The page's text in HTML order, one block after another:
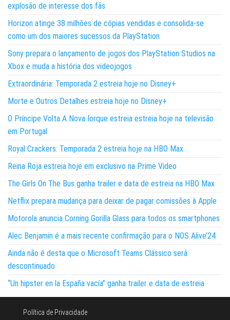
explosão de interesse dos fãs
Horizon atinge 38 milhões de cópias vendidas e consolida-se
como um dos maiores sucessos da PlayStation
Sony prepara o lançamento de jogos dos PlayStation Studios na
Xbox e muda a história dos videojogos
Extraordinária: Temporada 2 estreia hoje no Disney+
Morte e Outros Detalhes estreia hoje no Disney+
O Príncipe Volta A Nova Iorque estreia estreia hoje na televisão
em Portugal
Royal Crackers: Temporada 2 estreia hoje na HBO Max
Reina Roja estreia hoje em exclusivo na Prime Video
The Girls On The Bus ganha trailer e data de estreia na HBO Max
Netflix prepara mudança para deixar de pagar comissões à Apple
Motorola anuncia Corning Gorilla Glass para todos os smartphones
Alec Benjamin é a mais recente confirmação para o NOS Alive’24
Ainda não é desta que o Microsoft Teams Clássico será
descontinuado
“Un hipster en la España vacía” ganha trailer e data de estreia
Política de Privacidade